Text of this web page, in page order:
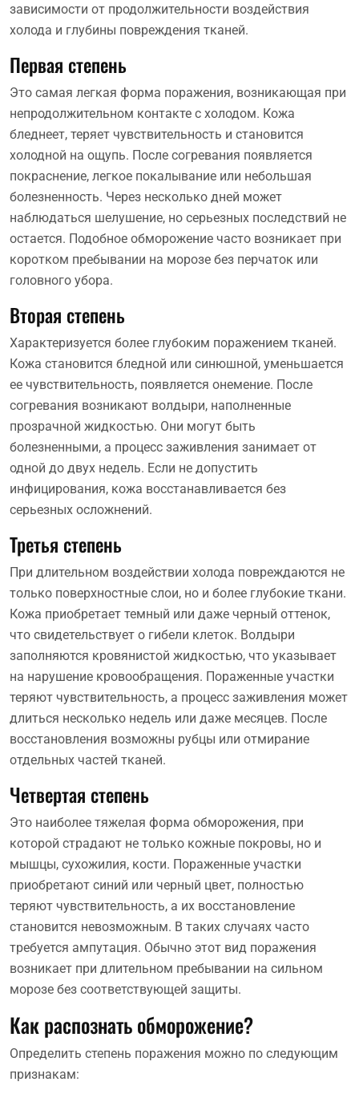
зависимости от продолжительности воздействия
холода и глубины повреждения тканей.
Первая степень
Это самая легкая форма поражения, возникающая при
непродолжительном контакте с холодом. Кожа
бледнеет, теряет чувствительность и становится
холодной на ощупь. После согревания появляется
покраснение, легкое покалывание или небольшая
болезненность. Через несколько дней может
наблюдаться шелушение, но серьезных последствий не
остается. Подобное обморожение часто возникает при
коротком пребывании на морозе без перчаток или
головного убора.
Вторая степень
Характеризуется более глубоким поражением тканей.
Кожа становится бледной или синюшной, уменьшается
ее чувствительность, появляется онемение. После
согревания возникают волдыри, наполненные
прозрачной жидкостью. Они могут быть
болезненными, а процесс заживления занимает от
одной до двух недель. Если не допустить
инфицирования, кожа восстанавливается без
серьезных осложнений.
Третья степень
При длительном воздействии холода повреждаются не
только поверхностные слои, но и более глубокие ткани.
Кожа приобретает темный или даже черный оттенок,
что свидетельствует о гибели клеток. Волдыри
заполняются кровянистой жидкостью, что указывает
на нарушение кровообращения. Пораженные участки
теряют чувствительность, а процесс заживления может
длиться несколько недель или даже месяцев. После
восстановления возможны рубцы или отмирание
отдельных частей тканей.
Четвертая степень
Это наиболее тяжелая форма обморожения, при
которой страдают не только кожные покровы, но и
мышцы, сухожилия, кости. Пораженные участки
приобретают синий или черный цвет, полностью
теряют чувствительность, а их восстановление
становится невозможным. В таких случаях часто
требуется ампутация. Обычно этот вид поражения
возникает при длительном пребывании на сильном
морозе без соответствующей защиты.
Как распознать обморожение?
Определить степень поражения можно по следующим
признакам: